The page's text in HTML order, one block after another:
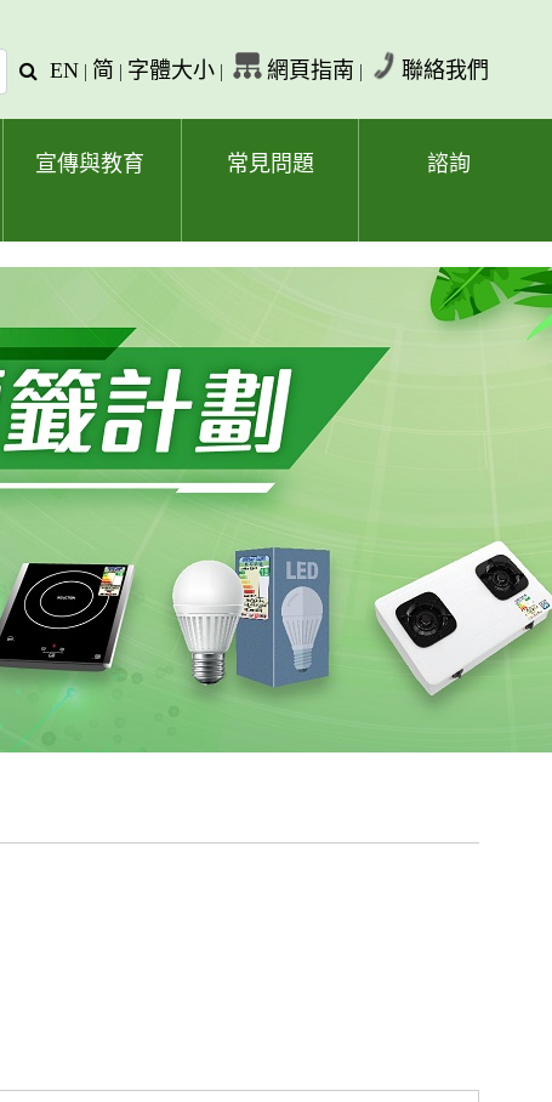
查
字
EN | 简 | 字體大小 | 網頁指南 | 聯絡我們
宣傳與教育 常見問題 諮詢